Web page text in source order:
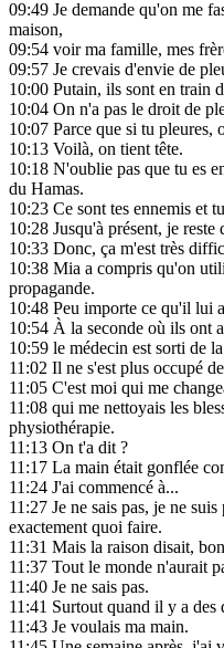
09:49 Je demande qu'on me
maison,
09:54 voir ma famille, mes
09:57 Je crevais d'envie de
10:00 Putain, ils sont en train
10:04 On n'a pas le droit de
10:07 Parce que si tu pleures,
10:13 Voilà, on tient tête.
10:18 N'oublie pas que tu es
du Hamas.
10:23 Ce sont tes ennemis et
10:28 Jusqu'à présent, je reste
10:33 Donc, ça m'est très
10:38 Mia a compris qu'on
propagande.
10:48 Peu importe ce qu'il lui
10:54 À la seconde où ils ont
10:59 le médecin est sorti de
11:02 Il ne s'est plus occupé
11:05 C'est moi qui me
11:08 qui me nettoyais les
physiothérapie.
11:13 On t'a dit ?
11:17 La main était gonflée
11:24 J'ai commencé à...
11:27 Je ne sais pas, je ne
exactement quoi faire.
11:31 Mais la raison disait,
11:37 Tout le monde n'aurait
11:40 Je ne sais pas.
11:41 Surtout quand il y a des
11:43 Je voulais ma main.